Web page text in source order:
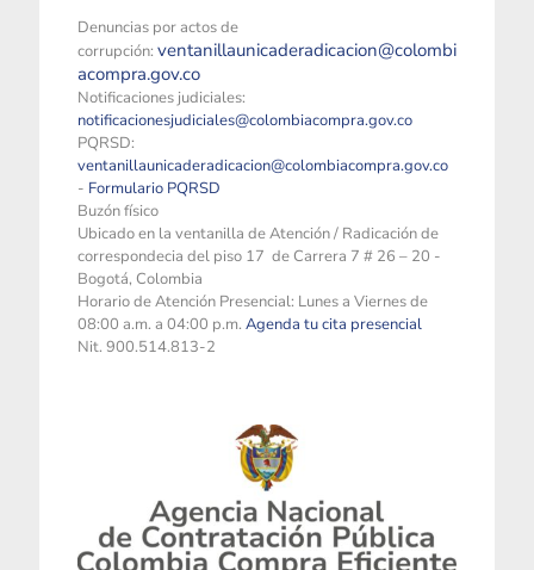
Denuncias por actos de
corrupción: ventanillaunicaderadicacion@colombi
acompra.gov.co
Notificaciones judiciales:
notificacionesjudiciales@colombiacompra.gov.co
PQRSD:
ventanillaunicaderadicacion@colombiacompra.gov.co
- Formulario PQRSD
Buzón físico
Ubicado en la ventanilla de Atención / Radicación de
correspondecia del piso 17 de Carrera 7 # 26 – 20 -
Bogotá, Colombia
Horario de Atención Presencial: Lunes a Viernes de
08:00 a.m. a 04:00 p.m. Agenda tu cita presencial
Nit. 900.514.813-2